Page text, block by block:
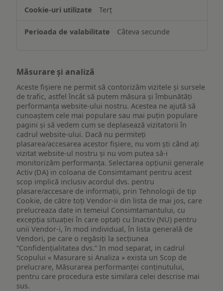
Terț
Câteva secunde
Măsurare și analiză
Aceste fișiere ne permit să contorizăm vizitele și sursele
de trafic, astfel încât să putem măsura și îmbunătăți
performanța website-ului nostru. Acestea ne ajută să
cunoaștem cele mai populare sau mai puțin populare
pagini și să vedem cum se deplasează vizitatorii în
cadrul website-ului. Dacă nu permiteți
plasarea/accesarea acestor fișiere, nu vom ști când ați
vizitat website-ul nostru și nu vom putea să-i
monitorizăm performanța. Selectarea opțiunii generale
Activ (DA) in coloana de Consimtamant pentru acest
scop implică inclusiv acordul dvs. pentru
plasare/accesare de informații, prin Tehnologii de tip
Cookie, de către toți Vendor-ii din lista de mai jos, care
prelucreaza date in temeiul Consimtamantului, cu
excepția situației în care optați cu Inactiv (NU) pentru
unii Vendor-i, în mod individual, în lista generală de
Vendori, pe care o regăsiți la secțiunea
“Confidențialitatea dvs.” In mod separat, in cadrul
Scopului « Masurare si Analiza » exista un Scop de
prelucrare, Măsurarea performanței conținutului,
pentru care procedura este similara celei descrise mai
sus.